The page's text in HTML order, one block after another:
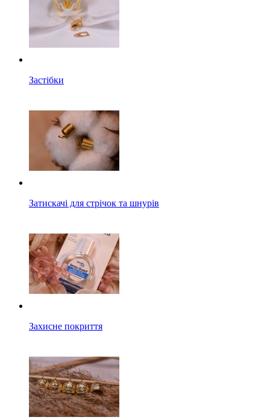
Застібки
Затискачі для стрічок та шнурів
Захисне покриття